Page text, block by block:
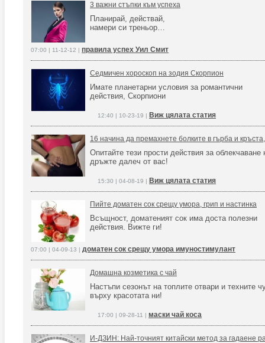
3 важни стъпки към успеха
Планирай, действай,
намери си треньор…
07:00 | 11-12-12 | правила успех Уил Смит
Седмичен хороскоп на зодия Скорпион
Имате планетарни условия за романтични
действия, Скорпиони
12:40 | 10-23-19 | Виж цялата статия
16 начина да премахнете болките в гърба и кръста,
Опитайте тези прости действия за облекчаване
дръжте далеч от вас!
15:30 | 04-08-19 | Виж цялата статия
Пийте доматен сок срещу умора, грип и настинка
Всъщност, доматеният сок има доста полезни
действия. Вижте ги!
07:00 | 04-09-13 | доматен сок срещу умора имуностимулант
Домашна козметика с чай
Настъпи сезонът на топлите отвари и техните
върху красотата ни!
17:00 | 09-28-11 | маски чай коса
И-ДЗИН: Най-точният китайски метод за гадаене